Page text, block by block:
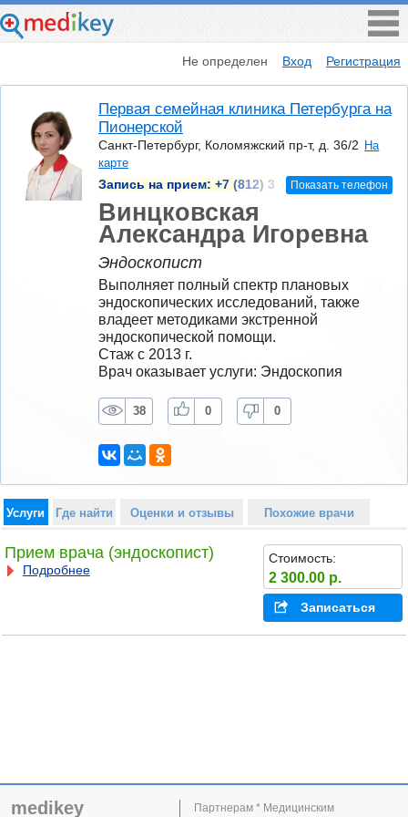
Не определен Вход Регистрация
Первая семейная клиника Петербурга на
Пионерской
Санкт-Петербург, Коломяжский пр-т, д. 36/2 На
карте
Запись на прием: +7 (812) 3 Показать телефон
Винцковская
Александра Игоревна
Эндоскопист
Выполняет полный спектр плановых
эндоскопических исследований, также
владеет методиками экстренной
эндоскопической помощи.
Стаж с 2013 г.
Врач оказывает услуги: Эндоскопия
38 0 0
Услуги Где найти Оценки и отзывы Похожие врачи
Прием врача (эндоскопист)
Подробнее
Стоимость:
2 300.00 р.
Записаться
medikey
Партнерам * Медицинским